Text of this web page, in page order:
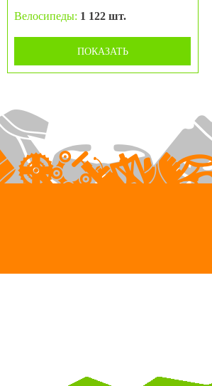
Велосипеды: 1 122 шт.
ПОКАЗАТЬ